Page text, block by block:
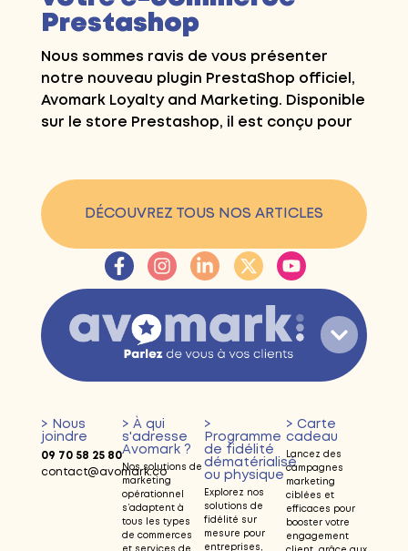
Prestashop
Nous sommes ravis de vous présenter
notre nouveau plugin PrestaShop officiel,
Avomark Loyalty and Marketing. Disponible
sur le store Prestashop, il est conçu pour
DÉCOUVREZ TOUS NOS ARTICLES
> Nous
joindre
09 70 58 25 80
contact@avomark.co
> À qui
s'adresse
Avomark ?
Nos solutions de
marketing
opérationnel
s’adaptent à
tous les types
de commerces
>
Programme
de fidélité
dématérialisé
ou physique
Explorez nos
solutions de
fidélité sur
mesure pour
entreprises,
> Carte
cadeau
Lancez des
campagnes
marketing
ciblées et
efficaces pour
booster votre
engagement